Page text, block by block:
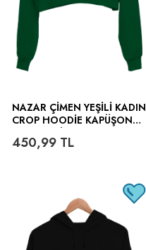
NAZAR ÇIMEN YEŞILI KADIN
CROP HOODIE KAPÜŞONLU
450,99 TL